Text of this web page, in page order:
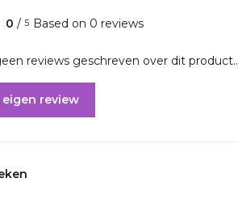
0 / 5 Based on 0 reviews
reviews geschreven over dit product..
review